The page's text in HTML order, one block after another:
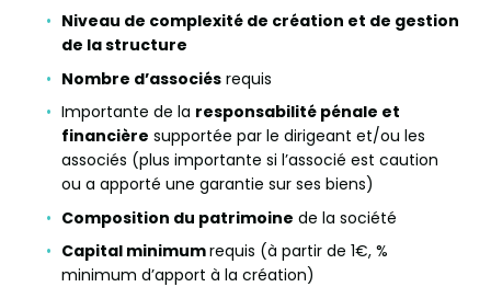
Niveau de complexité de création et de gestion
de la structure
Nombre d’associés requis
Importante de la responsabilité pénale et
financière supportée par le dirigeant et/ou les
associés (plus importante si l’associé est caution
ou a apporté une garantie sur ses biens)
Composition du patrimoine de la société
Capital minimumrequis (à partir de 1€, %
minimum d’apport à la création)